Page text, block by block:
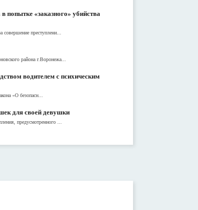
попытке «заказного» убийства
преступлени...
района г.Воронежа...
водителем с психическим
«О безопасн...
для своей девушки
предусмотренного ...